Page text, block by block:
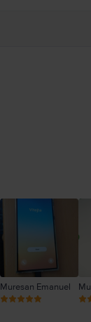
Muresan Emanuel